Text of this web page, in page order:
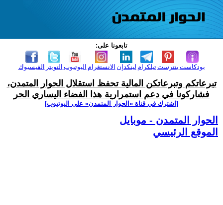
تابعونا على:
الفيسبوك التويتر اليوتيوب الانستغرام لينكدإن تيلكرامبنترست بودكاست
تبرعاتكم وتبرعاتكن المالية تحفظ استقلال الحوار المتمدن،
فشاركونا في دعم استمرارية هذا الفضاء اليساري الحر
[اشترك في قناة ‫«الحوار المتمدن» على اليوتيوب]
الحوار المتمدن - موبايل
الموقع الرئيسي